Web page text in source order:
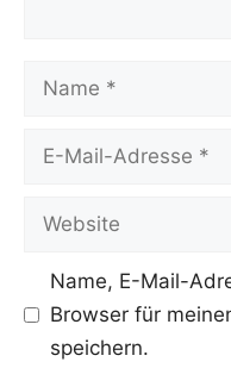
Name
Adresse
Website
Name, E-Mail-
Browser für
speichern.